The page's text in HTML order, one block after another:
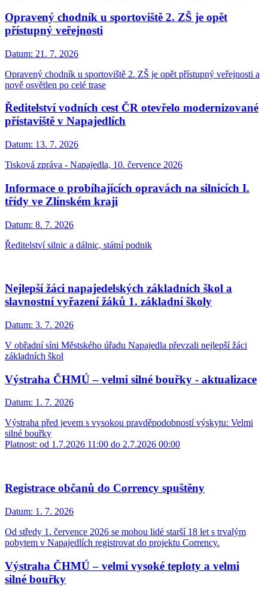
Opravený chodník u sportoviště 2. ZŠ je opět
přístupný veřejnosti
Datum: 21. 7. 2026
Opravený chodník u sportoviště 2. ZŠ je opět přístupný veřejnosti a
nově osvětlen po celé trase
Ředitelství vodních cest ČR otevřelo modernizované
přístaviště v Napajedlích
Datum: 13. 7. 2026
Tisková zpráva - Napajedla, 10. července 2026
Informace o probíhajících opravách na silnicích I.
třídy ve Zlínském kraji
Datum: 8. 7. 2026
Ředitelství silnic a dálnic, státní podnik
Nejlepší žáci napajedelských základních škol a
slavnostní vyřazení žáků 1. základní školy
Datum: 3. 7. 2026
V obřadní síni Městského úřadu Napajedla převzali nejlepší žáci
základních škol
Výstraha ČHMÚ – velmi silné bouřky - aktualizace
Datum: 1. 7. 2026
Výstraha před jevem s vysokou pravděpodobností výskytu: Velmi
silné bouřky
Platnost: od 1.7.2026 11:00 do 2.7.2026 00:00
Registrace občanů do Corrency spuštěny
Datum: 1. 7. 2026
Od středy 1. července 2026 se mohou lidé starší 18 let s trvalým
pobytem v Napajedlích registrovat do projektu Corrency.
Výstraha ČHMÚ – velmi vysoké teploty a velmi
silné bouřky